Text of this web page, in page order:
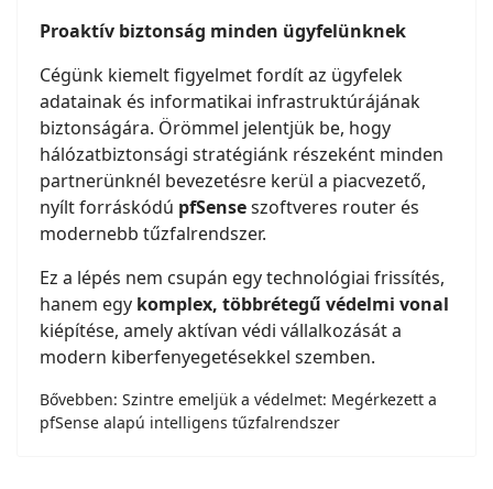
Proaktív biztonság minden ügyfelünknek
Cégünk kiemelt figyelmet fordít az ügyfelek
adatainak és informatikai infrastruktúrájának
biztonságára. Örömmel jelentjük be, hogy
hálózatbiztonsági stratégiánk részeként minden
partnerünknél bevezetésre kerül a piacvezető,
nyílt forráskódú pfSenseszoftveres router és
modernebb tűzfalrendszer.
Ez a lépés nem csupán egy technológiai frissítés,
hanem egy komplex, többrétegű védelmi vonal
kiépítése, amely aktívan védi vállalkozását a
modern kiberfenyegetésekkel szemben.
Bővebben: Szintre emeljük a védelmet: Megérkezett a
pfSense alapú intelligens tűzfalrendszer